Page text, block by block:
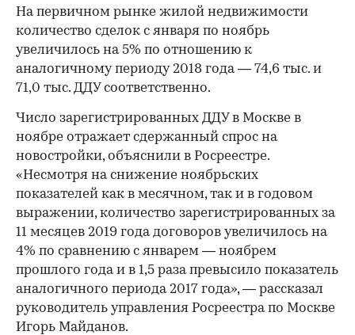
На первичном рынке жилой недвижимости
количество сделок с января по ноябрь
увеличилось на 5% по отношению к
аналогичному периоду 2018 года — 74,6 тыс. и
71,0 тыс. ДДУ соответственно.
Число зарегистрированных ДДУ в Москве в
ноябре отражает сдержанный спрос на
новостройки, объяснили в Росреестре.
«Несмотря на снижение ноябрьских
показателей как в месячном, так и в годовом
выражении, количество зарегистрированных за
11 месяцев 2019 года договоров увеличилось на
4% по сравнению с январем — ноябрем
прошлого года и в 1,5 раза превысило показатель
аналогичного периода 2017 года», — рассказал
руководитель управления Росреестра по Москве
Игорь Майданов.